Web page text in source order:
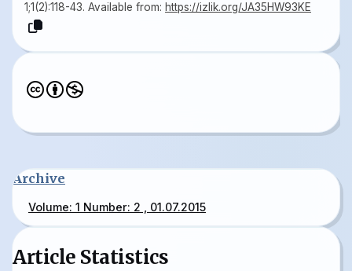
1;1(2):118-43. Available from: https://izlik.org/JA35HW93KE
Archive
Volume: 1 Number: 2 , 01.07.2015
Article Statistics